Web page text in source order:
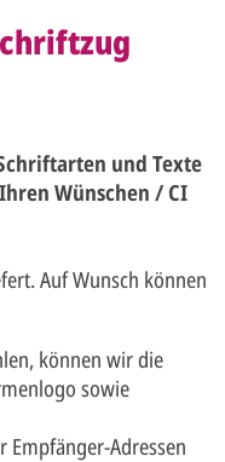
und Texte
Wünschen / CI
Auf Wunsch können
können wir die
sowie
Empfänger-Adressen